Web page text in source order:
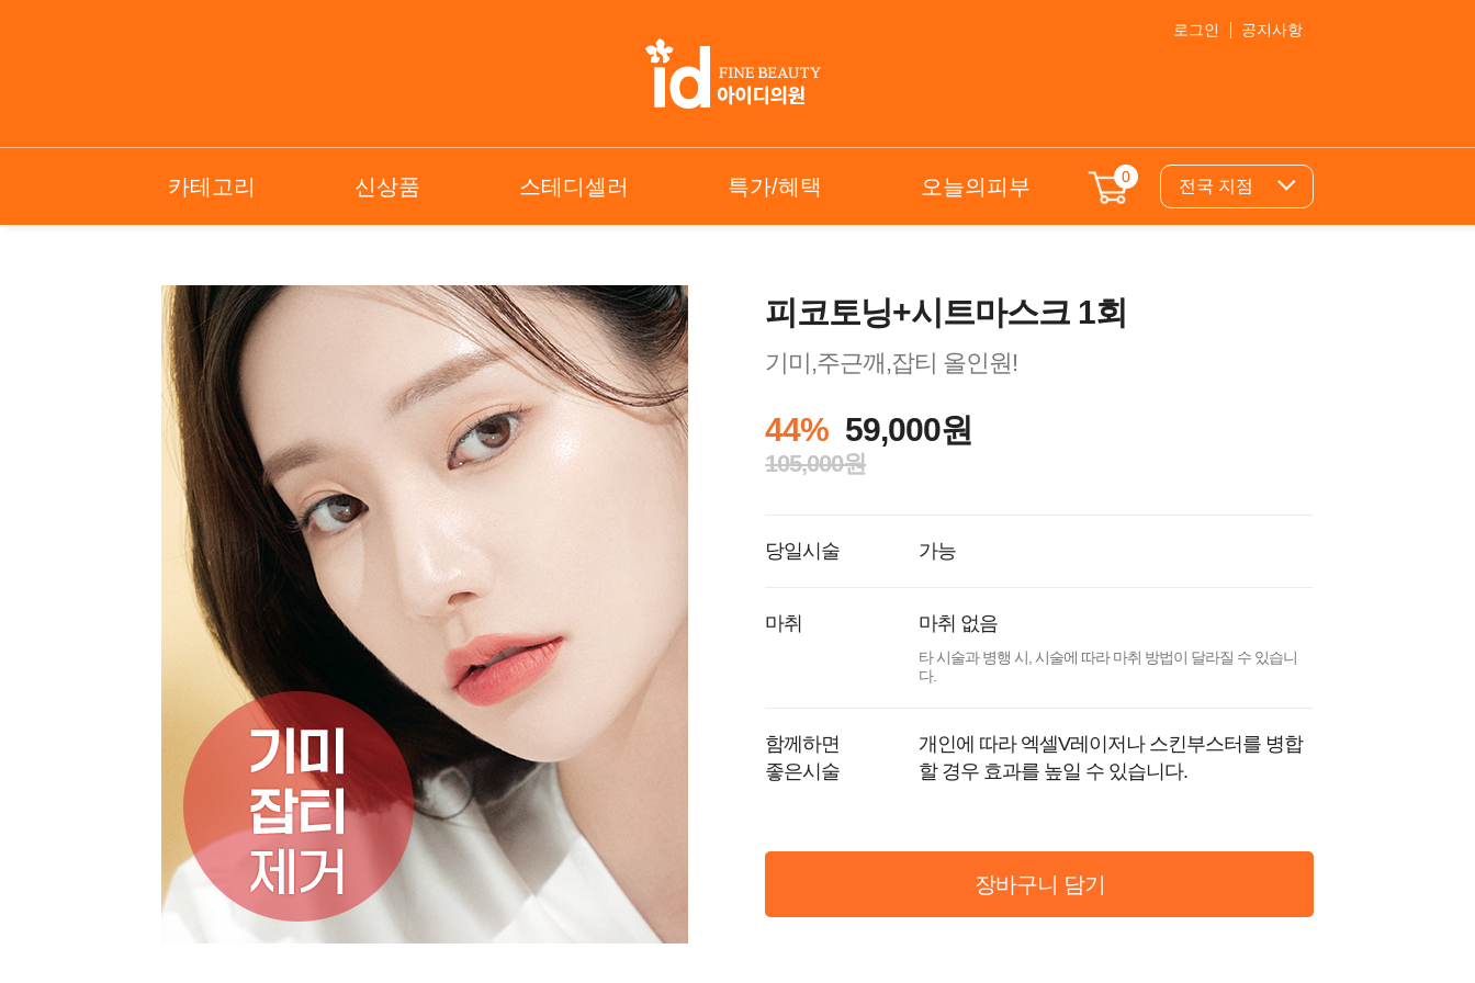
로그인 공지사항
카테고리 신상품 스테디셀러 특가/혜택 오늘의피부 0 전국 지점
피코토닝+시트마스크 1회
기미,주근깨,잡티 올인원!
44% 59,000원
105,000원
당일시술 가능
마취 마취 없음
타 시술과 병행 시, 시술에 따라 마취 방법이 달라질 수 있습니
다.
함께하면
좋은시술
개인에 따라 엑셀V레이저나 스킨부스터를 병합
할 경우 효과를 높일 수 있습니다.
장바구니 담기